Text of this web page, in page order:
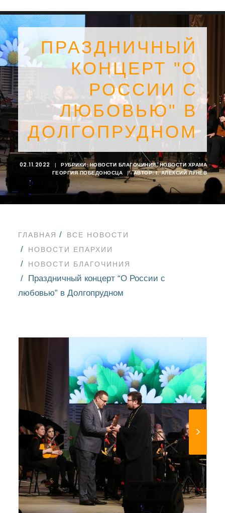
SEARCH
ПРАЗДНИЧНЫЙ
КОНЦЕРТ "О
РОССИИ С
ЛЮБОВЬЮ" В
ДОЛГОПРУДНОМ
02.11.2022 | РУБРИКИ:НОВОСТИ БЛАГОЧИНИЯ,НОВОСТИ ХРАМА
ГЕОРГИЯ ПОБЕДОНОСЦА
| АВТОР:I. АЛЕКСИЙ ЛУНЁВ
ГЛАВНАЯ
ВСЕ НОВОСТИ
НОВОСТИ ЕПАРХИИ
НОВОСТИ БЛАГОЧИНИЯ
Праздничный концерт “О России с
любовью” в Долгопрудном